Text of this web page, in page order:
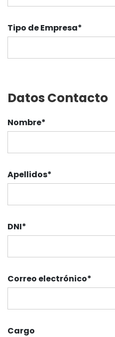
Tipo de Empresa*
Datos Contacto
Nombre*
Apellidos*
DNI*
Correo electrónico*
Cargo